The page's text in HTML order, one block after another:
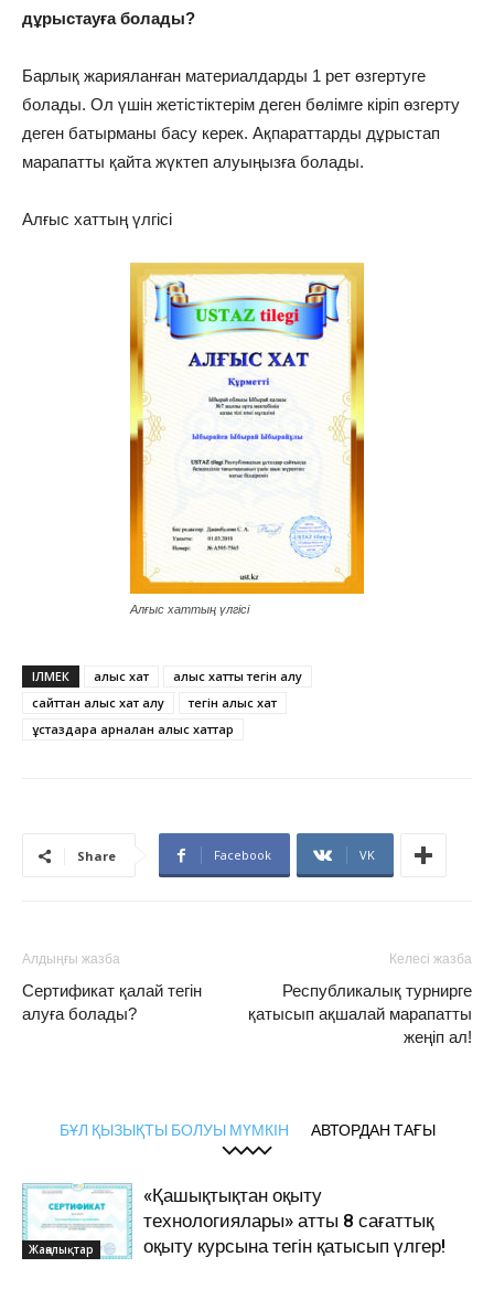
дұрыстауға болады?
Барлық жарияланған материалдарды 1 рет өзгертуге
болады. Ол үшін жетістіктерім деген бөлімге кіріп өзгерту
деген батырманы басу керек. Ақпараттарды дұрыстап
марапатты қайта жүктеп алуыңызға болады.
Алғыс хаттың үлгісі
Алғыс хаттың үлгісі
ІЛМЕК алғыс хат
алғыс хатты тегін алу
сайттан алғыс хат алу
тегін алғыс хат
ұстаздарға арналған алғыс хаттар
Share Facebook VK
Алдыңғы жазба
Сертификат қалай тегін
алуға болады?
Келесі жазба
Республикалық турнирге
қатысып ақшалай марапатты
жеңіп ал!
БҰЛ ҚЫЗЫҚТЫ БОЛУЫ МҮМКІН АВТОРДАН ТАҒЫ
Жаңалықтар
«Қашықтықтан оқыту
технологиялары» атты 8 сағаттық
оқыту курсына тегін қатысып үлгер!